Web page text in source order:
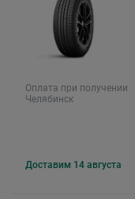
Оплата при получении
Челябинск
Доставим 14 августа